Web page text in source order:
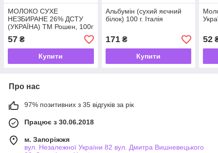
МОЛОКО СУХЕ
НЕЗБИРАНЕ 26% ДСТУ
(УКРАЇНА) ТМ Рошен, 100г
57 ₴
Купити
Альбумін (сухий яєчний
білок) 100 г. Італія
171₴
Купити
52
Про нас
97% позитивних з 35 відгуків за рік
Працює з 30.06.2018
м. Запоріжжя
вул. Незалежної України 82 вул. Дмитра Вишневецького